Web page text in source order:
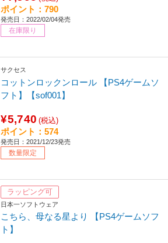
ポイント：790
発売日：2022/02/04発売
在庫限り
サクセス
コットンロックンロール 【PS4ゲームソ
フト】【sof001】
¥5,740 (税込)
ポイント：574
発売日：2021/12/23発売
数量限定
ラッピング可
日本一ソフトウェア
こちら、母なる星より 【PS4ゲームソフ
ト】